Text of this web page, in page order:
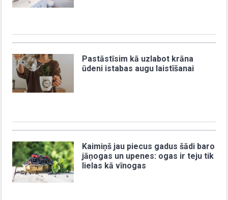
Pastāstīsim kā uzlabot krāna
ūdeni istabas augu laistīšanai
Kaimiņš jau piecus gadus šādi baro
jāņogas un upenes: ogas ir teju tik
lielas kā vīnogas